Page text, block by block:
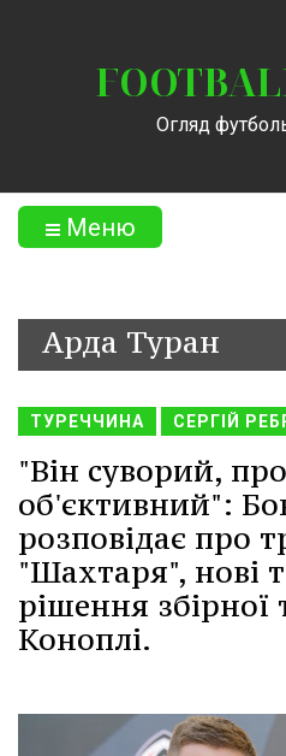
Огляд
Меню
Арда Туран
ТУРЕЧЧИНА СЕРГІЙ
"Він суворий,
об'єктивний":
розповідає про
"Шахтаря", нові
рішення збірної
Коноплі.